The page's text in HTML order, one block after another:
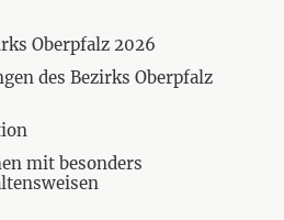
Oberpfalz 2026
des Bezirks Oberpfalz
mit besonders